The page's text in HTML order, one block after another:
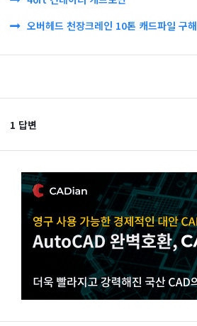
오버헤드 천장크레인 10톤 캐드파일 구
1 답변